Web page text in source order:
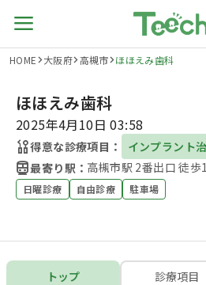
HOME 大阪府 高槻市 ほほえみ歯科
ほほえみ歯科
2025年4月10日 03:58
得意な診療項目： インプラント
最寄り駅： 高槻市駅 2番出口 徒歩
日曜診療 自由診療 駐車場
トップ 診療項目